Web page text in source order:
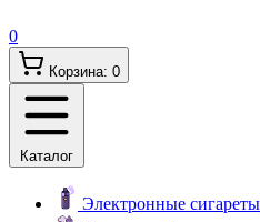
0
Корзина: 0
Каталог
Электронные сигареты